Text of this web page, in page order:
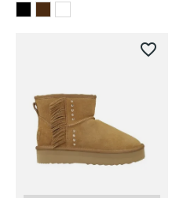
favorite_border